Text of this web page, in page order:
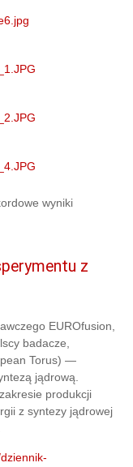
wyniki
z
EUROfusion,
badacze,
Torus) —
jądrową.
produkcji
z syntezy jądrowej